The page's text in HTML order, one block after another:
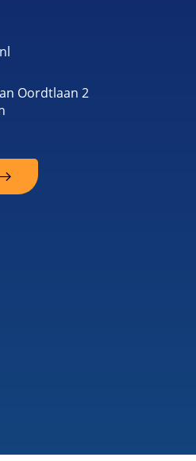
Oordtlaan 2